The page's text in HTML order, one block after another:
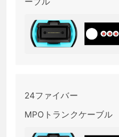
24ファイバー
MPOトランクケーブル